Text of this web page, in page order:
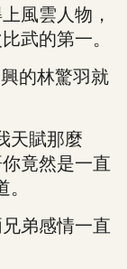
風雲人物，
武的第一。
的林驚羽就
賦那麼
竟然是一直
弟感情一直